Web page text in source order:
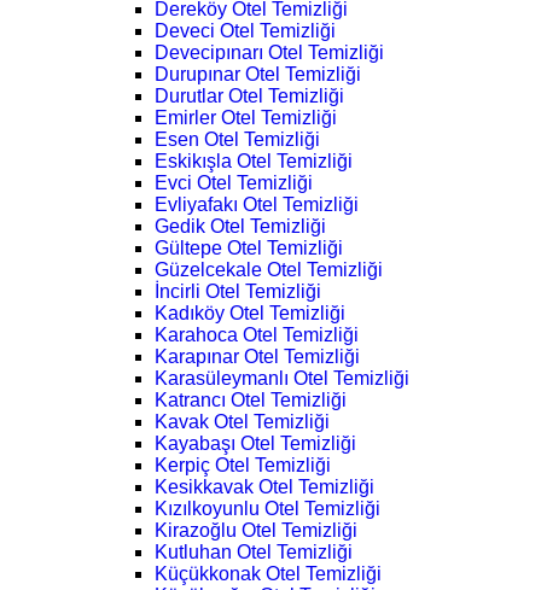
Dereköy Otel Temizliği
Deveci Otel Temizliği
Devecipınarı Otel Temizliği
Durupınar Otel Temizliği
Durutlar Otel Temizliği
Emirler Otel Temizliği
Esen Otel Temizliği
Eskikışla Otel Temizliği
Evci Otel Temizliği
Evliyafakı Otel Temizliği
Gedik Otel Temizliği
Gültepe Otel Temizliği
Güzelcekale Otel Temizliği
İncirli Otel Temizliği
Kadıköy Otel Temizliği
Karahoca Otel Temizliği
Karapınar Otel Temizliği
Karasüleymanlı Otel Temizliği
Katrancı Otel Temizliği
Kavak Otel Temizliği
Kayabaşı Otel Temizliği
Kerpiç Otel Temizliği
Kesikkavak Otel Temizliği
Kızılkoyunlu Otel Temizliği
Kirazoğlu Otel Temizliği
Kutluhan Otel Temizliği
Küçükkonak Otel Temizliği